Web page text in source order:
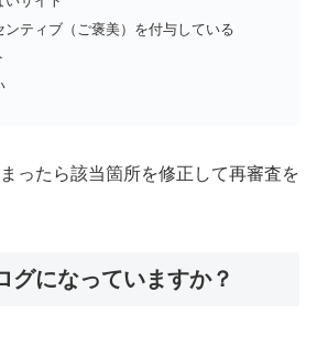
ンティブ（ご褒美）を付与している
ったら該当箇所を修正して再審査を
グになっていますか？